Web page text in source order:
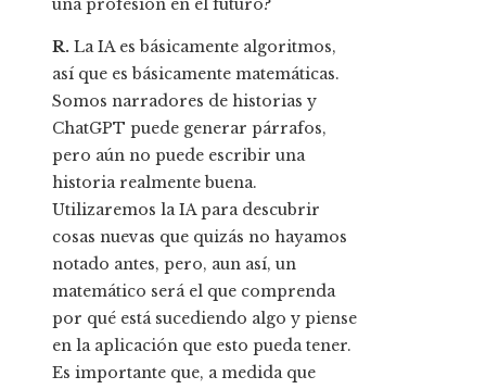
una profesión en el futuro?
R. La IA es básicamente algoritmos,
así que es básicamente matemáticas.
Somos narradores de historias y
ChatGPT puede generar párrafos,
pero aún no puede escribir una
historia realmente buena.
Utilizaremos la IA para descubrir
cosas nuevas que quizás no hayamos
notado antes, pero, aun así, un
matemático será el que comprenda
por qué está sucediendo algo y piense
en la aplicación que esto pueda tener.
Es importante que, a medida que